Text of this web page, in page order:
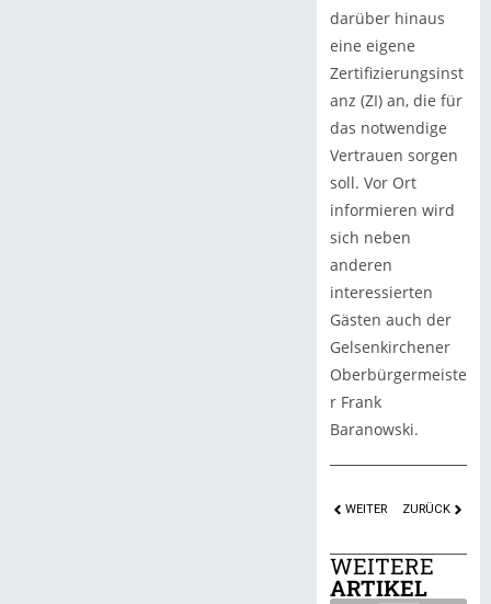
darüber hinaus
eine eigene
Zertifizierungsinst
anz (ZI) an, die für
das notwendige
Vertrauen sorgen
soll. Vor Ort
informieren wird
sich neben
anderen
interessierten
Gästen auch der
Gelsenkirchener
Oberbürgermeiste
r Frank
Baranowski.
WEITER ZURÜCK
WEITERE
ARTIKEL